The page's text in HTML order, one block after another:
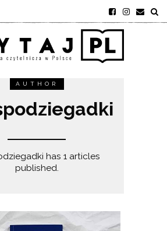
AUTHOR
has 1 articles
published.